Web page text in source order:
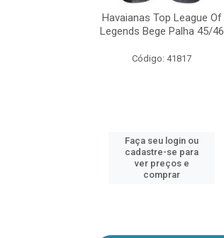
Havaianas Top League Of
Legends Bege Palha 45/46
Código: 41817
Faça seu login ou
cadastre-se para
ver preços e
comprar